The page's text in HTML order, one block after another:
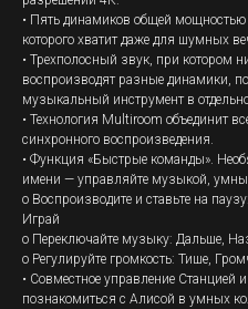
• Пять динамиков общей мощностью
которого хватит даже для шумных
• Трехполосный звук, при котором
воспроизводят разные динамики,
музыкальный инструмент в
• Технология Multiroom объединит
синхронного воспроизведения.
• Функция «Быстрые команды».
имени — управляйте музыкой,
o Воспроизводите и ставьте на
Играй
o Переключайте музыку: Дальше,
o Регулируйте громкость: Тише,
• Совместное управление Станцией
познакомиться с Алисой в умных